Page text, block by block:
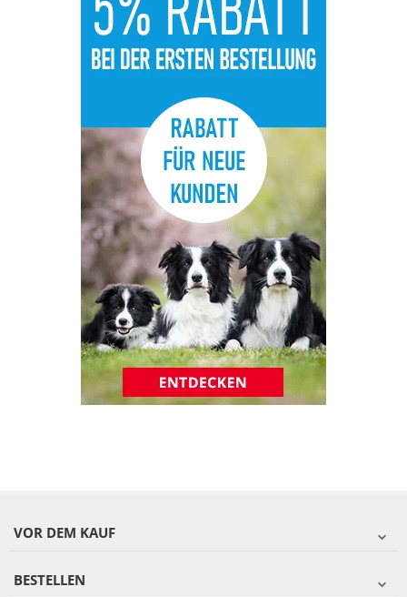
VOR DEM KAUF
BESTELLEN